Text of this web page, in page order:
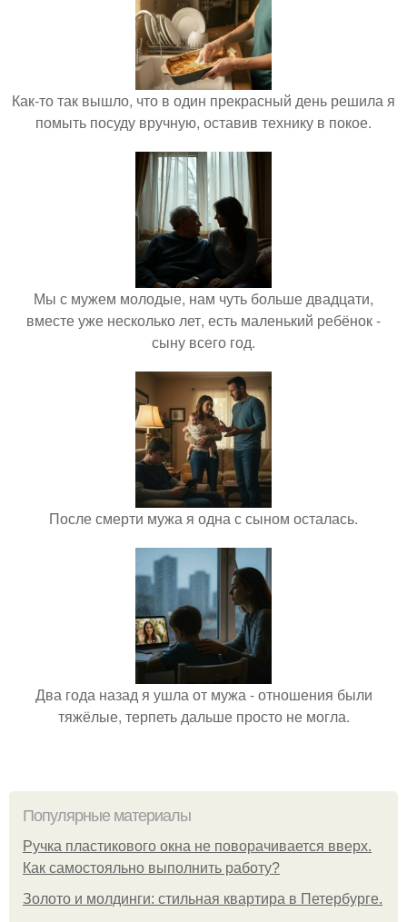
Как-то так вышло, что в один прекрасный день решила я
помыть посуду вручную, оставив технику в покое.
Мы с мужем молодые, нам чуть больше двадцати,
вместе уже несколько лет, есть маленький ребёнок -
сыну всего год.
После смерти мужа я одна с сыном осталась.
Два года назад я ушла от мужа - отношения были
тяжёлые, терпеть дальше просто не могла.
Популярные материалы
Ручка пластикового окна не поворачивается вверх.
Как самостояльно выполнить работу?
Золото и молдинги: стильная квартира в Петербурге.